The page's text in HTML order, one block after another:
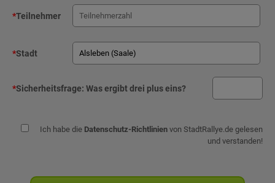
*Teilnehmer
*Stadt
*Sicherheitsfrage: Was ergibt drei plus eins?
Ich habe die Datenschutz-Richtlinien von StadtRallye.de gelesen
und verstanden!